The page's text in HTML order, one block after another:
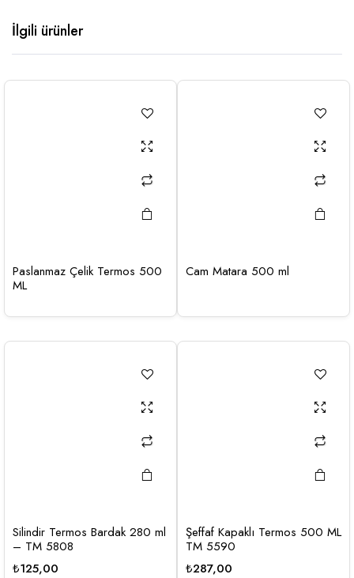
İlgili ürünler
Paslanmaz Çelik Termos 500
ML
Cam Matara 500 ml
Silindir Termos Bardak 280 ml
– TM 5808
₺125,00
Şeffaf Kapaklı Termos 500 ML
TM 5590
₺287,00